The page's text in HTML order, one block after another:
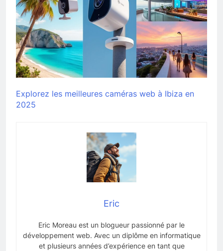
Explorez les meilleures caméras web à Ibiza en
2025
Eric
Eric Moreau est un blogueur passionné par le
développement web. Avec un diplôme en informatique
et plusieurs années d’expérience en tant que